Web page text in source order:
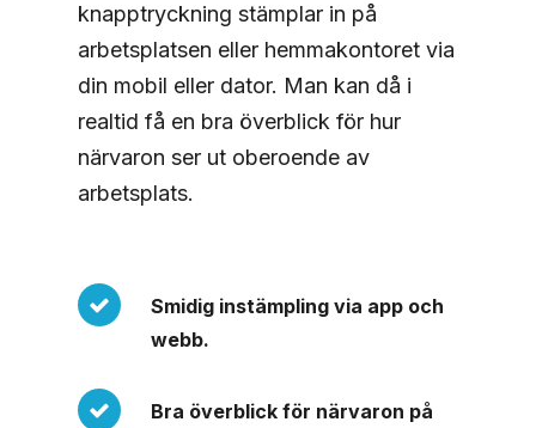
knapptryckning stämplar in på
arbetsplatsen eller hemmakontoret via
din mobil eller dator. Man kan då i
realtid få en bra överblick för hur
närvaron ser ut oberoende av
arbetsplats.
Smidig instämpling via app och
webb.
Bra överblick för närvaron på